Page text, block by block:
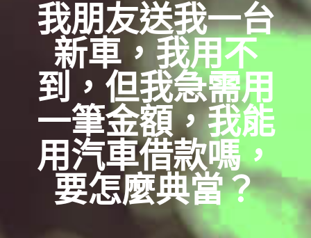
我朋友送我一台
新車，我用不
到，但我急需用
一筆金額，我能
用汽車借款嗎，
要怎麼典當？